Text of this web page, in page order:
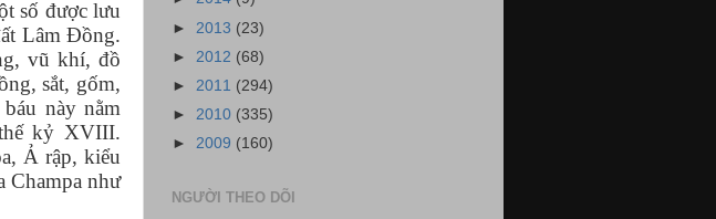
số được lưu
Lâm Đồng.
vũ khí, đồ
sắt, gốm,
này nằm
kỷ XVIII.
Ả rập, kiểu
Champa như
► 2013 (23)
► 2012 (68)
► 2011 (294)
► 2010 (335)
► 2009 (160)
NGƯỜI THEO DÕI